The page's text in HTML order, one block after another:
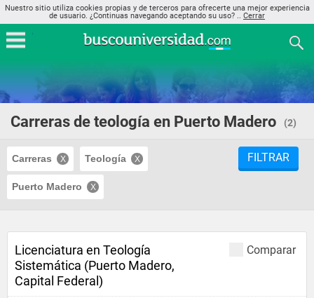
Nuestro sitio utiliza cookies propias y de terceros para ofrecerte una mejor experiencia
de usuario. ¿Continuas navegando aceptando su uso? .. Cerrar
Carreras de teología en Puerto Madero (2)
Carreras Teología
Puerto Madero
FILTRAR
Comparar
Licenciatura en Teología
Sistemática (Puerto Madero,
Capital Federal)